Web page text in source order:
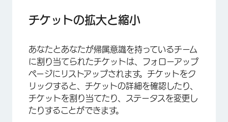
チケットの拡大と縮小
あなたとあなたが帰属意識を持っているチーム
に割り当てられたチケットは、フォローアップ
ページにリストアップされます。チケットをク
リックすると、チケットの詳細を確認したり、
チケットを割り当てたり、ステータスを変更し
たりすることができます。